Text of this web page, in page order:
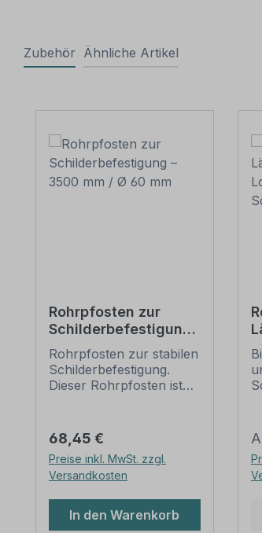
Zubehör Ähnliche Artikel
Rohrpfosten zur
Schilderbefestigung
– 3500 mm / Ø 60
mm
Rohrpfosten zur stabilen
Schilderbefestigung.
Dieser Rohrpfosten ist
60 mm geeignet.
Merkmale dieses
Rohrpfostens:
Ausführung: Stahl,
Ausführung -
Regulärer Preis:
68,45 €
Preise inkl. MwSt. zzgl.
Versandkosten
In den Warenkorb